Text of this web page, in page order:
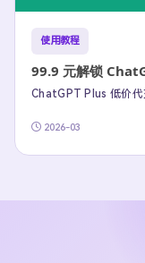
使用教程
99.9 元解锁
ChatGPT Plus 低价代
2026-03